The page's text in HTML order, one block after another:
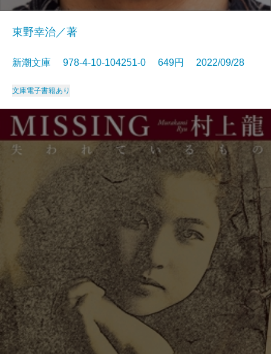
東野幸治／著
新潮文庫 978-4-10-104251-0 649円 2022/09/28
文庫電子書籍あり